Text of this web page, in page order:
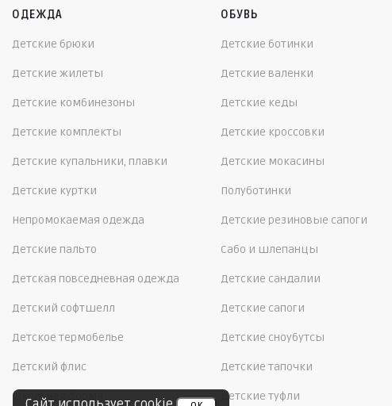
ОДЕЖДА
Детские брюки
Детские жилеты
Детские комбинезоны
Детские комплекты
Детские купальники, плавки
Детские куртки
Непромокаемая одежда
Детские пальто
Детская повседневная одежда
Детский софтшелл
Детское термобелье
Детский флис
Школьная форма
ОБУВЬ
Детские ботинки
Детские валенки
Детские кеды
Детские кроссовки
Детские мокасины
Полуботинки
Детские резиновые сапоги
Сабо и шлепанцы
Детские сандалии
Детские сапоги
Детские сноубутсы
Детские тапочки
Детские туфли